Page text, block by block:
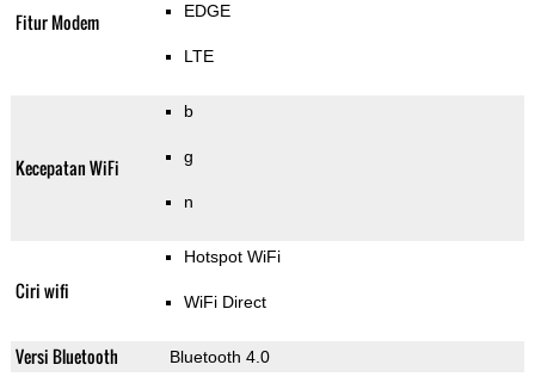
Fitur Modem EDGE
LTE
Kecepatan WiFi
b
g
n
Ciri wifi
Hotspot WiFi
WiFi Direct
Versi Bluetooth Bluetooth 4.0